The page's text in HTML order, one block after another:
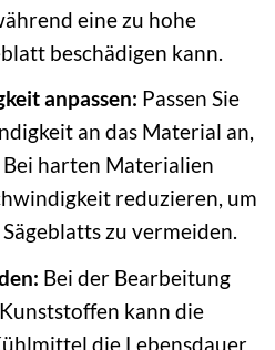
eine zu hohe
beschädigen kann.
anpassen: Passen Sie
an das Material an,
Bei harten Materialien
reduzieren, um
zu vermeiden.
Bei der Bearbeitung
kann die
die Lebensdauer